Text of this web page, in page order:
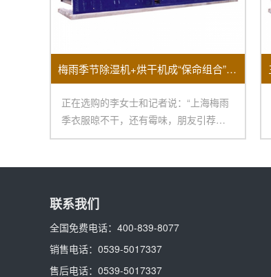
梅雨季节除湿机+烘干机成“保命组合”销量大面积上涨！
正在选购的李女士和记者说：“上海梅雨
季衣服晾不干，还有霉味，朋友引荐我
买烘干机，再配一
联系我们
全国免费电话： 400-839-8077
销售电话： 0539-5017337
售后电话： 0539-5017337